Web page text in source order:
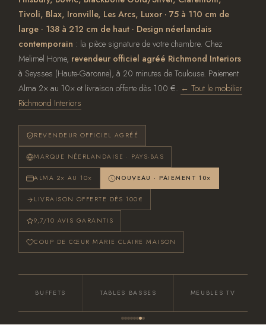
Tivoli, Blax, Ironville, Les Arcs, Luxor · 75 à 110 cm de
large · 138 à 212 cm de haut · Design néerlandais
contemporain : la pièce signature de votre chambre. Chez
Melimel Home, revendeur officiel agréé Richmond Interiors
à Seysses (Haute-Garonne), à 20 minutes de Toulouse. Paiement
Alma 2× au 10× et livraison offerte dès 100 €. ← Tout le mobilier
Richmond Interiors
REVENDEUR OFFICIEL AGRÉÉ
MARQUE NÉERLANDAISE · PAYS-BAS
ALMA 2× AU 10× NOUVEAU · PAIEMENT 10×
LIVRAISON OFFERTE DÈS 100€
9,7/10 AVIS GARANTIS
COUP DE CŒUR MARIE CLAIRE MAISON
BUFFETS TABLES BASSES MEUBLES TV